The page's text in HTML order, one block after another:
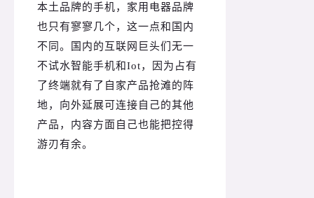
本土品牌的手机，家用电器品牌
也只有寥寥几个，这一点和国内
不同。
国内的互联网巨头们无一
不试水智能手机和Iot，因为占有
了终端就有了自家产品抢滩的阵
地，向外延展可连接自己的其他
产品，内容方面自己也能把控得
游刃有余。